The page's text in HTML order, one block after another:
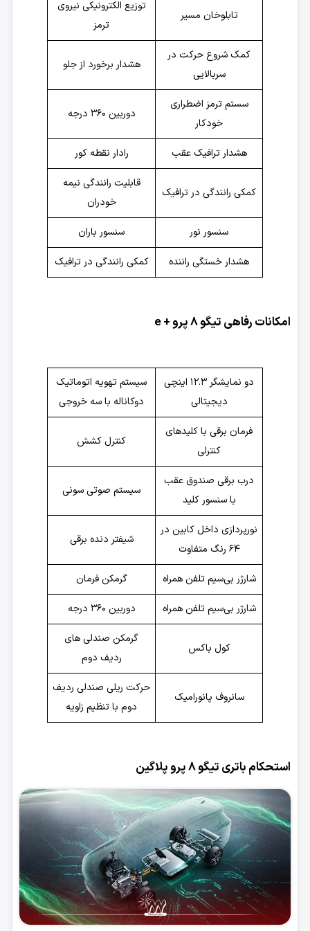
تابلوخان مسیر
توزیع الکترونیکی نیروی
ترمز
کمک شروع حرکت در
سربالایی
هشدار برخورد از جلو
سستم ترمز اضطراری
خودکار
دوربین ۳۶۰ درجه
هشدار ترافیک عقب رادار نقطه کور
کمکی رانندگی در ترافیک
قابلیت رانندگی نیمه
خودران
سنسور نور سنسور باران
هشدار خستگی راننده کمکی رانندگی در ترافیک
امکانات رفاهی تیگو 8 پرو + e
دو نمایشگر ۱۲.۳ اینچی
دیجیتالی
سیستم تهویه اتوماتیک
دوکاناله با سه خروجی
فرمان برقی با کلیدهای
کنترلی
کنترل کشش
درب برقی صندوق عقب
با سنسور کلید
سیستم صوتی سونی
نورپردازی داخل کابین در
۶۴ رنگ متفاوت
شیفتر دنده برقی
شارژر بی‌سیم تلفن همراه گرمکن فرمان
شارژر بی‌سیم تلفن همراه دوربین ۳۶۰ درجه
کول باکس
گرمکن صندلی های
ردیف دوم
سانروف پانورامیک
حرکت ریلی صندلی ردیف
دوم با تنظیم زاویه
استحکام باتری تیگو 8 پرو پلاگین